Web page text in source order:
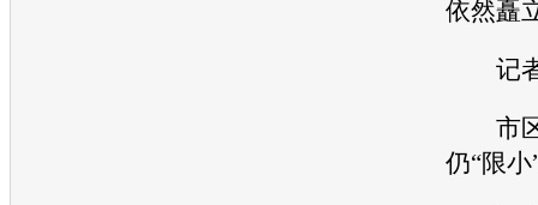
依然矗
记者
市区
仍“限小